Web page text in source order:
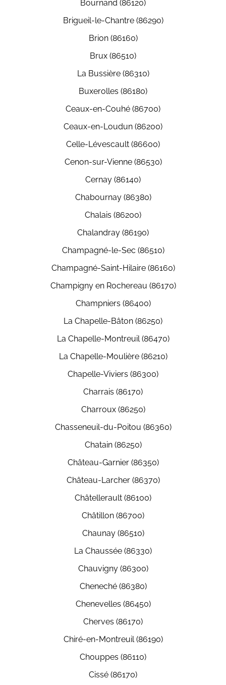
Bournand (86120)
Brigueil-le-Chantre (86290)
Brion (86160)
Brux (86510)
La Bussière (86310)
Buxerolles (86180)
Ceaux-en-Couhé (86700)
Ceaux-en-Loudun (86200)
Celle-Lévescault (86600)
Cenon-sur-Vienne (86530)
Cernay (86140)
Chabournay (86380)
Chalais (86200)
Chalandray (86190)
Champagné-le-Sec (86510)
Champagné-Saint-Hilaire (86160)
Champigny en Rochereau (86170)
Champniers (86400)
La Chapelle-Bâton (86250)
La Chapelle-Montreuil (86470)
La Chapelle-Moulière (86210)
Chapelle-Viviers (86300)
Charrais (86170)
Charroux (86250)
Chasseneuil-du-Poitou (86360)
Chatain (86250)
Château-Garnier (86350)
Château-Larcher (86370)
Châtellerault (86100)
Châtillon (86700)
Chaunay (86510)
La Chaussée (86330)
Chauvigny (86300)
Cheneché (86380)
Chenevelles (86450)
Cherves (86170)
Chiré-en-Montreuil (86190)
Chouppes (86110)
Cissé (86170)